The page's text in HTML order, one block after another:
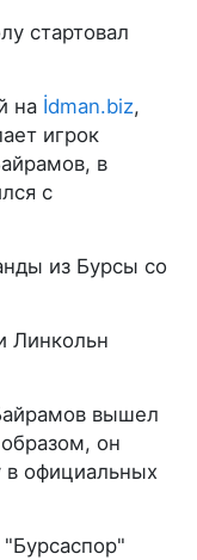
стартовал
на İdman.biz,
игрок
в
с
из Бурсы со
Линкольн
вышел
он
в официальных